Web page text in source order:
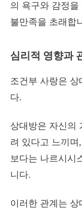
의 욕구와 감정
불만족을 초래합
심리적 영향과
조건부 사랑은 상
다.
상대방은 자신의
려 있다고 느끼며
보다는 나르시시
니다.
이러한 관계는 상